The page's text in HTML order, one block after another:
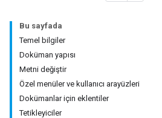
Bu sayfada
Temel bilgiler
Doküman yapısı
Metni değiştir
Özel menüler ve kullanıcı arayüzleri
Dokümanlar için eklentiler
Tetikleyiciler